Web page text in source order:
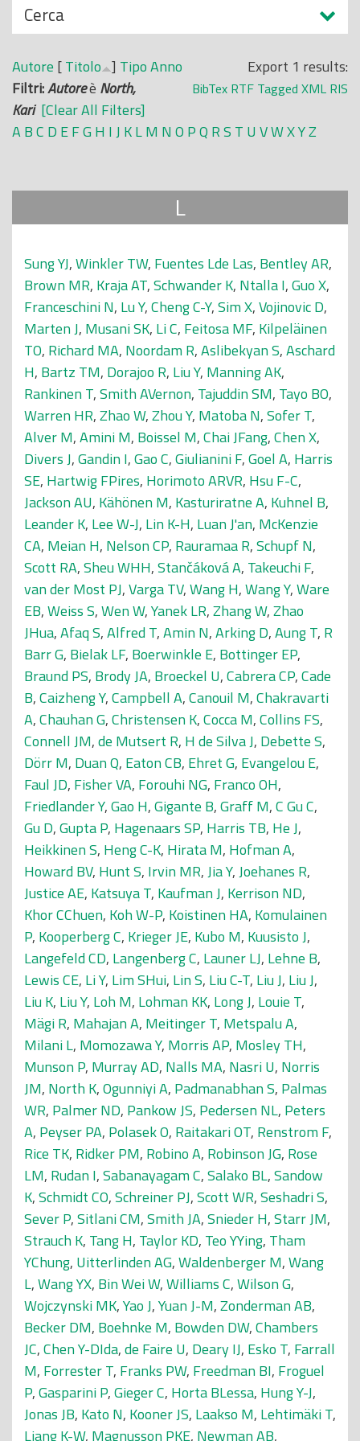
N
a
s
c
o
n
d
Cerca
Export 1 results:
BibTex RTF Tagged XML RIS
Autore [Titolo ] TipoAnno
Filtri:Autoreè North,
Kari [Clear All Filters]
ABC D EFG H IJ KLM N O PQ RS T U VWXYZ
L
Sung YJ,Winkler TW, Fuentes Lde Las, Bentley AR,
Brown MR, Kraja AT,Schwander K, Ntalla I,Guo X,
Franceschini N, Lu Y,Cheng C-Y,Sim X,Vojinovic D,
Marten J, Musani SK, Li C, Feitosa MF, Kilpeläinen
TO, Richard MA, Noordam R,Aslibekyan S,Aschard
H, Bartz TM, Dorajoo R, Liu Y, Manning AK,
Rankinen T,Smith AVernon, Tajuddin SM, Tayo BO,
Warren HR,Zhao W,Zhou Y, Matoba N,Sofer T,
Alver M,Amini M, Boissel M,Chai JFang,Chen X,
Divers J,Gandin I,Gao C,Giulianini F,Goel A, Harris
SE, Hartwig FPires, Horimoto ARVR, Hsu F-C,
Jackson AU, Kähönen M, Kasturiratne A, Kuhnel B,
Leander K, Lee W-J, Lin K-H, Luan J'an, McKenzie
CA, Meian H, Nelson CP, Rauramaa R,Schupf N,
Scott RA,Sheu WHH,Stančáková A, Takeuchi F,
van der Most PJ,Varga TV,Wang H,Wang Y,Ware
EB,Weiss S,Wen W,Yanek LR,Zhang W,Zhao
JHua,Afaq S,Alfred T,Amin N,Arking D,Aung T, R
Barr G, Bielak LF, Boerwinkle E, Bottinger EP,
Braund PS, Brody JA, Broeckel U,Cabrera CP,Cade
B,Caizheng Y,Campbell A,Canouil M,Chakravarti
A,Chauhan G,Christensen K,Cocca M,Collins FS,
Connell JM,de Mutsert R, H de Silva J, Debette S,
Dörr M, Duan Q, Eaton CB, Ehret G, Evangelou E,
Faul JD, Fisher VA, Forouhi NG, Franco OH,
Friedlander Y,Gao H,Gigante B,Graff M,C Gu C,
Gu D,Gupta P, Hagenaars SP, Harris TB, He J,
Heikkinen S, Heng C-K, Hirata M, Hofman A,
Howard BV, Hunt S, Irvin MR,Jia Y,Joehanes R,
Justice AE, Katsuya T, Kaufman J, Kerrison ND,
Khor CChuen, Koh W-P, Koistinen HA, Komulainen
P, Kooperberg C, Krieger JE, Kubo M, Kuusisto J,
Langefeld CD, Langenberg C, Launer LJ, Lehne B,
Lewis CE, Li Y, Lim SHui, Lin S, Liu C-T, Liu J, Liu J,
Liu K, Liu Y, Loh M, Lohman KK, Long J, Louie T,
Mägi R, Mahajan A, Meitinger T, Metspalu A,
Milani L, Momozawa Y, Morris AP, Mosley TH,
Munson P, Murray AD, Nalls MA, Nasri U, Norris
JM, North K,Ogunniyi A, Padmanabhan S, Palmas
WR, Palmer ND, Pankow JS, Pedersen NL, Peters
A, Peyser PA, Polasek O, Raitakari OT, Renstrom F,
Rice TK, Ridker PM, Robino A, Robinson JG, Rose
LM, Rudan I,Sabanayagam C,Salako BL,Sandow
K,Schmidt CO,Schreiner PJ,Scott WR,Seshadri S,
Sever P,Sitlani CM,Smith JA,Snieder H,Starr JM,
Strauch K, Tang H, Taylor KD, Teo YYing, Tham
YChung, Uitterlinden AG,Waldenberger M,Wang
L,Wang YX, Bin Wei W,Williams C,Wilson G,
Wojczynski MK,Yao J,Yuan J-M,Zonderman AB,
Becker DM, Boehnke M, Bowden DW,Chambers
JC,Chen Y-DIda,de Faire U, Deary IJ, Esko T, Farrall
M, Forrester T, Franks PW, Freedman BI, Froguel
P,Gasparini P,Gieger C, Horta BLessa, Hung Y-J,
Jonas JB, Kato N, Kooner JS, Laakso M, Lehtimäki T,
Liang K-W, Magnusson PKE, Newman AB,